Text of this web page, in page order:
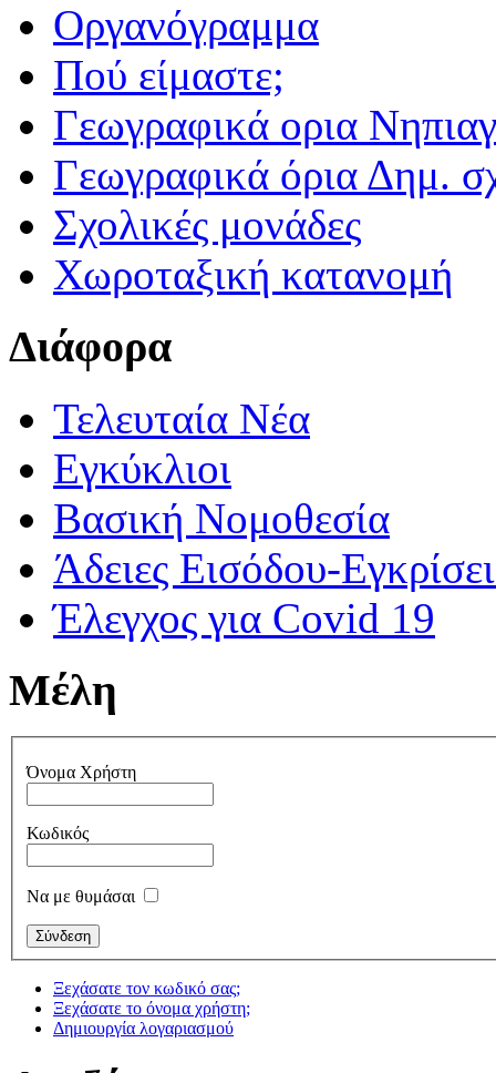
Οργανόγραμμα
Πού είμαστε;
Γεωγραφικά ορια
Γεωγραφικά όρια Δημ.
Σχολικές μονάδες
Χωροταξική κατανομή
Διάφορα
Τελευταία Νέα
Εγκύκλιοι
Βασική Νομοθεσία
Άδειες Εισόδου-
Έλεγχος για Covid 19
Μέλη
Όνομα Χρήστη
Κωδικός
Να με θυμάσαι
Ξεχάσατε τον κωδικό σας;
Ξεχάσατε το όνομα χρήστη;
Δημιουργία λογαριασμού